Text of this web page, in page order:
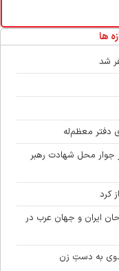
ها
شد
معظم‌له
محل شهادت رهبر
ایران و جهان عرب در
به دستِ زن